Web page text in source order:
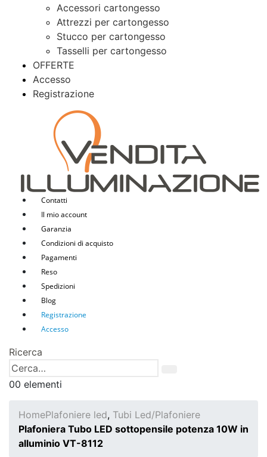
Accessori cartongesso
Attrezzi per cartongesso
Stucco per cartongesso
Tasselli per cartongesso
OFFERTE
Accesso
Registrazione
Contatti
Il mio account
Garanzia
Condizioni di acquisto
Pagamenti
Reso
Spedizioni
Blog
Registrazione
Accesso
Ricerca
00 elementi
HomePlafoniere led, Tubi Led/Plafoniere
Plafoniera Tubo LED sottopensile potenza 10W in
alluminio VT-8112